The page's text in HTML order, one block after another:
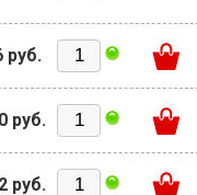
руб.
руб.
руб.